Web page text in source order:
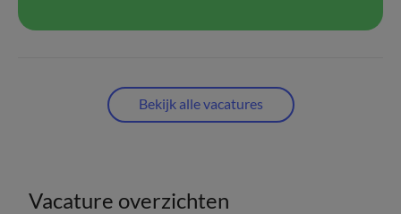
Bekijk alle vacatures
Vacature overzichten